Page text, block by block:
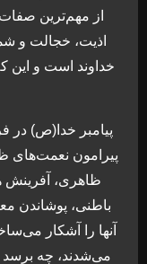
از مهم‌ترين
اذيت، خجالت و
خداوند است و اين
پيامبر خدا(ص) در
پيرامون نعمت‌های
ظاهری،
باطنی، پوشاندن
آنها را آشكار
می‌شدند، چه برسد به